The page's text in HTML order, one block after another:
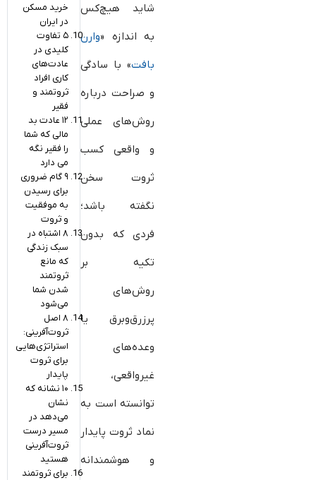
شاید هیچ‌کس
به اندازه «وارن
بافت» با سادگی
و صراحت درباره
روش‌های عملی
و واقعی کسب
ثروت سخن
نگفته باشد؛
فردی که بدون
تکیه بر
روش‌های
پرزرق‌وبرق یا
وعده‌های
غیرواقعی،
توانسته است به
نماد ثروت پایدار
و هوشمندانه
خرید مسکن
در ایران
۵ تفاوت
کلیدی در
عادت‌های
کاری افراد
ثروتمند و
فقیر
۱۲ عادت بد
مالی که شما
را فقیر نگه
می‌ دارد
۹ گام ضروری
برای رسیدن
به موفقیت
و ثروت
۸ اشتباه در
سبک زندگی
که مانع
ثروتمند
شدن شما
می‌شود
۸ اصل
ثروت‌آفرینی:
استراتژی‌هایی
برای ثروت
پایدار
۱۰ نشانه که
نشان
می‌دهد در
مسیر درست
ثروت‌آفرینی
هستید
برای ثروتمند